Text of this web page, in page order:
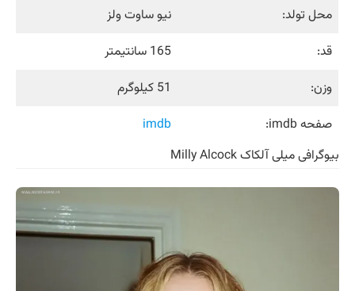
محل تولد:
نیو ساوت ولز
قد:
165 سانتیمتر
وزن:
51 کیلوگرم
صفحه imdb:
imdb
بیوگرافی میلی آلکاک Milly Alcock